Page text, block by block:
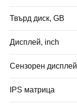
Твърд диск, GB
Дисплей, inch
Сензорен дисплей
IPS матрица